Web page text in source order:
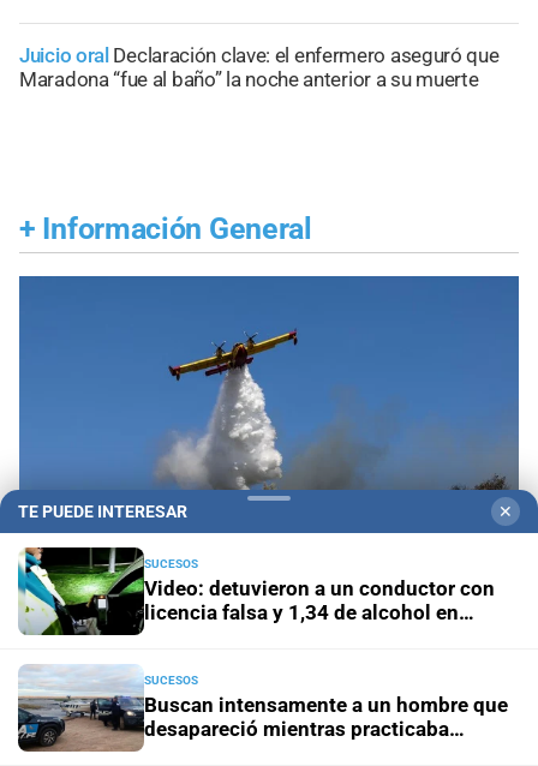
Juicio oral Declaración clave: el enfermero aseguró que
Maradona “fue al baño” la noche anterior a su muerte
+ Información General
Propiedad privada y derechos
ambientales cuestionan la reforma por su posible
regresión en materia ambiental
TE PUEDE INTERESAR ✕
SUCESOS
Video: detuvieron a un conductor con
licencia falsa y 1,34 de alcohol en
SUCESOS
Buscan intensamente a un hombre que
desapareció mientras practicaba